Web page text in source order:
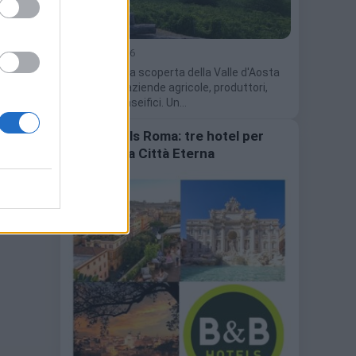
à
1 Agosto 2026
Tre giorni alla scoperta della Valle d'Aosta
attraverso aziende agricole, produttori,
cantine e caseifici. Un…
B&B Hotels Roma: tre hotel per
scoprire la Città Eterna